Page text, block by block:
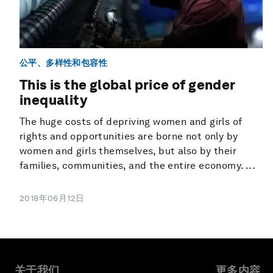
公平、多样性和包容性
This is the global price of gender
inequality
The huge costs of depriving women and girls of
rights and opportunities are borne not only by
women and girls themselves, but also by their
families, communities, and the entire economy. ...
2018年06月12日
关于我们 更多内容